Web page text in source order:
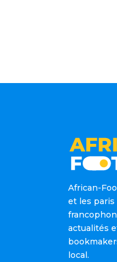
African-
et les
actualités
local.